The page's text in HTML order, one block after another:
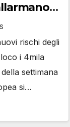
rischi degli
i 4mila
settimana
si…